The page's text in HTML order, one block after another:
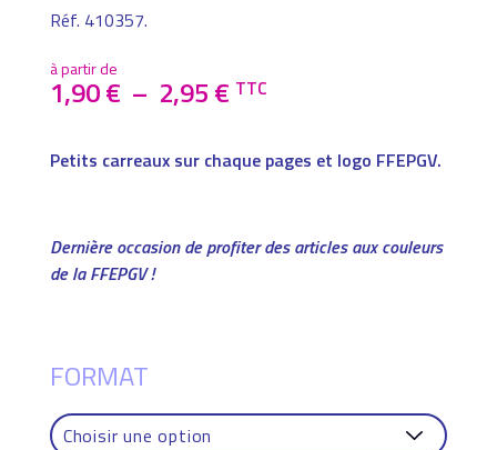
Réf. 410357.
à partir de
1,90€ – 2,95€PLAGE
DE
1,90 €
À
TTC
Petits carreaux sur chaque pages et logo FFEPGV.
Dernière occasion de profiter des articles aux couleurs
de la FFEPGV !
FORMAT